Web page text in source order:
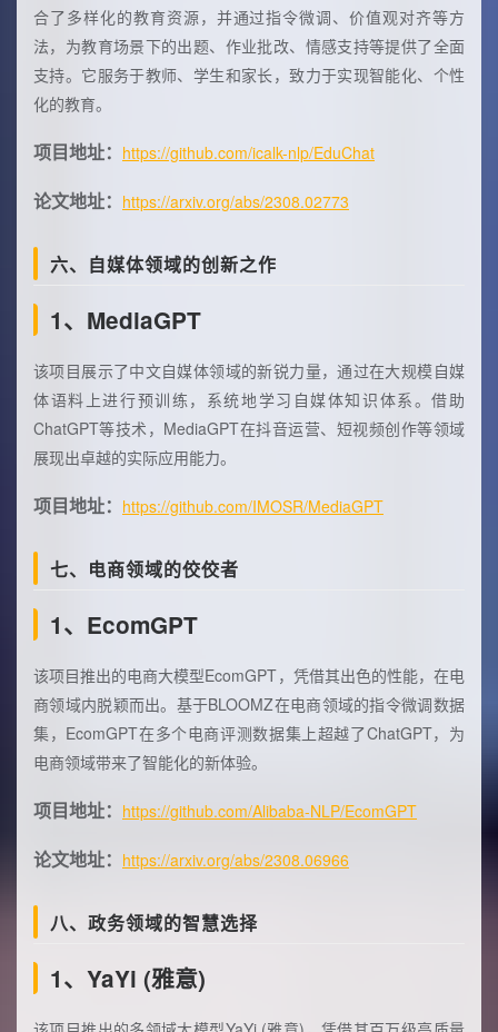
合了多样化的教育资源，并通过指令微调、价值观对齐等方
法，为教育场景下的出题、作业批改、情感支持等提供了全面
支持。它服务于教师、学生和家长，致力于实现智能化、个性
化的教育。
项目地址： https://github.com/icalk-nlp/EduChat
论文地址： https://arxiv.org/abs/2308.02773
六、自媒体领域的创新之作
1、MediaGPT
该项目展示了中文自媒体领域的新锐力量，通过在大规模自媒
体语料上进行预训练，系统地学习自媒体知识体系。借助
ChatGPT等技术，MediaGPT在抖音运营、短视频创作等领域
展现出卓越的实际应用能力。
项目地址： https://github.com/IMOSR/MediaGPT
七、电商领域的佼佼者
1、EcomGPT
该项目推出的电商大模型EcomGPT，凭借其出色的性能，在电
商领域内脱颖而出。基于BLOOMZ在电商领域的指令微调数据
集，EcomGPT在多个电商评测数据集上超越了ChatGPT，为
电商领域带来了智能化的新体验。
项目地址： https://github.com/Alibaba-NLP/EcomGPT
论文地址： https://arxiv.org/abs/2308.06966
八、政务领域的智慧选择
1、YaYi (雅意)